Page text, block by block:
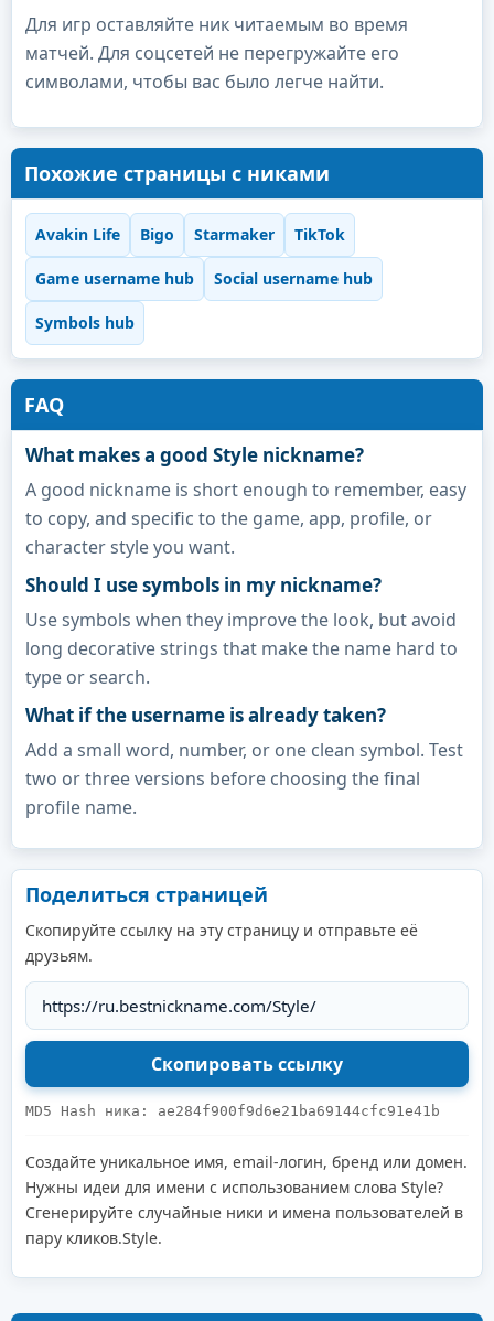
Для игр оставляйте ник читаемым во время
матчей. Для соцсетей не перегружайте его
символами, чтобы вас было легче найти.
Похожие страницы с никами
Avakin Life Bigo Starmaker TikTok
Game username hub Social username hub
Symbols hub
FAQ
What makes a good Style nickname?
A good nickname is short enough to remember, easy
to copy, and specific to the game, app, profile, or
character style you want.
Should I use symbols in my nickname?
Use symbols when they improve the look, but avoid
long decorative strings that make the name hard to
type or search.
What if the username is already taken?
Add a small word, number, or one clean symbol. Test
two or three versions before choosing the final
profile name.
Поделиться страницей
Скопируйте ссылку на эту страницу и отправьте её
друзьям.
MD5 Hash ника: ae284f900f9d6e21ba69144cfc91e41b
Создайте уникальное имя, email-логин, бренд или домен.
Нужны идеи для имени с использованием слова Style?
Сгенерируйте случайные ники и имена пользователей в
пару кликов.Style.